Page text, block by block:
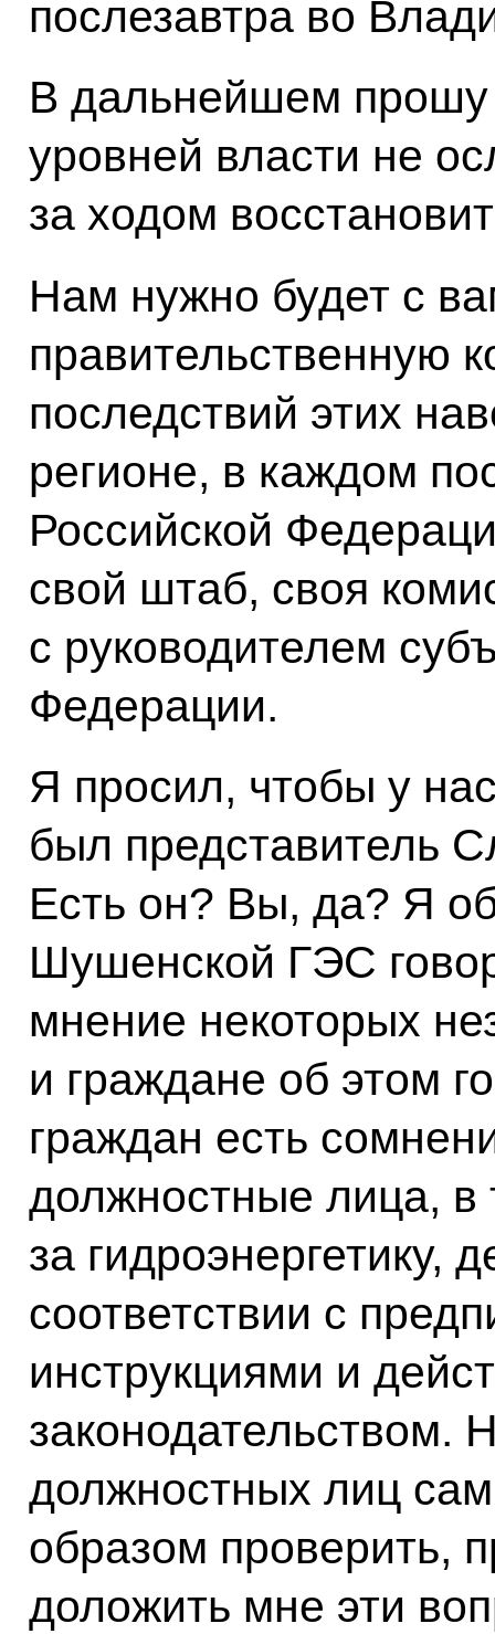
послезавтра во
В дальнейшем прошу
уровней власти не
за ходом
Нам нужно будет с
правительственную
последствий этих
регионе, в каждом
Российской
свой штаб, своя
с руководителем
Федерации.
Я просил, чтобы у
был представитель
Есть он? Вы, да? Я
Шушенской ГЭС
мнение некоторых
и граждане об этом
граждан есть
должностные лица,
за гидроэнергетику,
соответствии с
инструкциями и
законодательством.
должностных лиц
образом проверить,
доложить мне эти